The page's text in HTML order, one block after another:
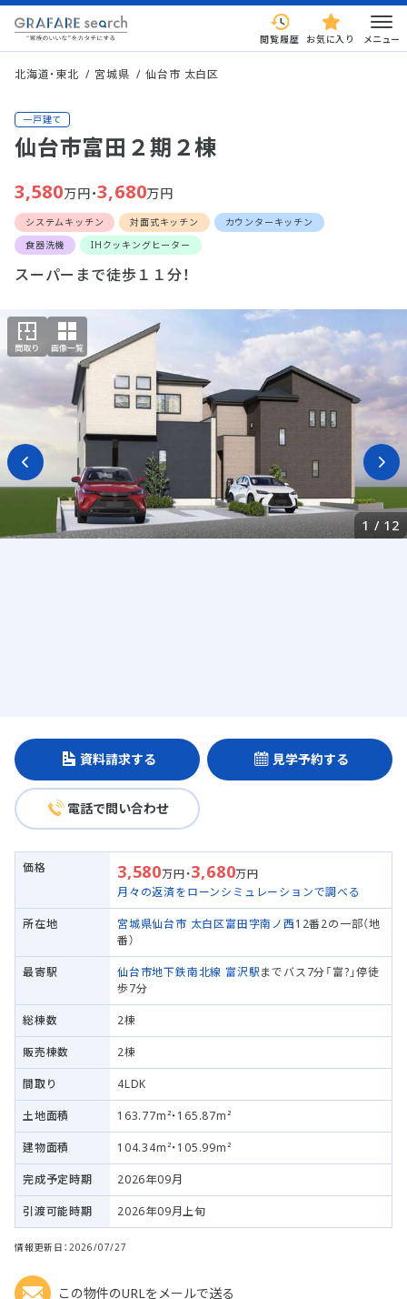
閲覧履歴 お気に入り メニュー
北海道・東北 宮城県 仙台市 太白区
一戸建て
仙台市富田２期２棟
3,580万円・3,680万円
システムキッチン 対面式キッチン
カウンターキッチン
食器洗機
IHクッキングヒーター
スーパーまで徒歩１１分！
1 / 12
資料請求する 見学予約する
電話で問い合わせ
価格 3,580万円・3,680万円
月々の返済をローンシミュレーションで調べる
所在地 宮城県仙台市 太白区富田字南ノ西12番2の一部（地
番）
最寄駅 仙台市地下鉄南北線 富沢駅までバス7分「富?」停徒
歩7分
総棟数 2棟
販売棟数 2棟
間取り 4LDK
土地面積 163.77m²・165.87m²
建物面積 104.34m²・105.99m²
完成予定時期 2026年09月
引渡可能時期 2026年09月上旬
情報更新日：2026/07/27
この物件のURLをメールで送る